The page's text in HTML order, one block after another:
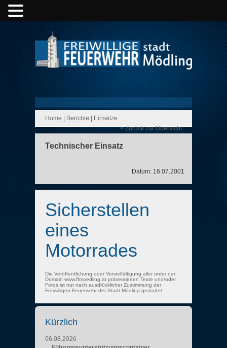
Home Berichte
Einsätze
< Zurück zur Übersicht
Technischer Einsatz
Datum: 16.07.2001
Sicherstellen
eines
Motorrades
Die Veröffentlichung oder Vervielfältigung aller unter der
Domain www.ffmoedling.at präsentierten Texte und/oder
Fotos ist nur nach ausdrücklicher Zustimmung der
Freiwilligen Feuerwehr der Stadt Mödling gestattet.
Kürzlich
06.08.2026